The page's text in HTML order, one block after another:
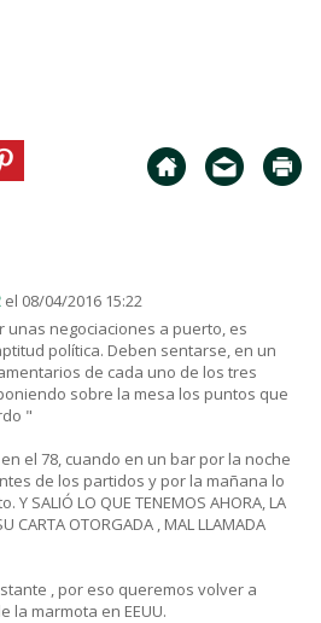
el 08/04/2016 15:22
unas negociaciones a puerto, es
política. Deben sentarse, en un
de cada uno de los tres
sobre la mesa los puntos que
"
el 78, cuando en un bar por la noche
de los partidos y por la mañana lo
SALIÓ LO QUE TENEMOS AHORA, LA
CARTA OTORGADA , MAL LLAMADA
, por eso queremos volver a
la marmota en EEUU.